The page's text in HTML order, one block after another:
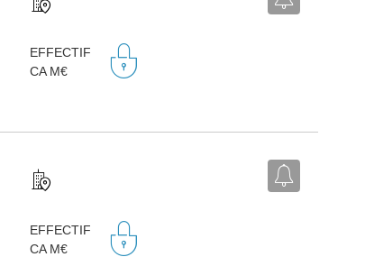
EFFECTIF
CA M€
EFFECTIF
CA M€